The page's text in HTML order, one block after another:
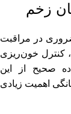
زخم
در مراقبت
کنترل خون‌ریزی
صحیح از این
اهمیت زیادی